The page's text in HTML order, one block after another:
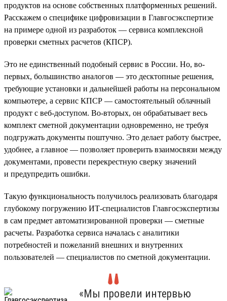
продуктов на основе собственных платформенных решений.
Расскажем о специфике цифровизации в Главгосэкспертизе
на примере одной из разработок — сервиса комплексной
проверки сметных расчетов (КПСР).
Это не единственный подобный сервис в России. Но, во-
первых, большинство аналогов — это десктопные решения,
требующие установки и дальнейшей работы на персональном
компьютере, а сервис КПСР — самостоятельный облачный
продукт с веб-доступом. Во-вторых, он обрабатывает весь
комплект сметной документации одновременно, не требуя
подгружать документы поштучно. Это делает работу быстрее,
удобнее, а главное — позволяет проверить взаимосвязи между
документами, провести перекрестную сверку значений
и предупредить ошибки.
Такую функциональность получилось реализовать благодаря
глубокому погружению ИТ-специалистов Главгосэкспертизы
в сам предмет автоматизированной проверки — сметные
расчеты. Разработка сервиса началась с аналитики
потребностей и пожеланий внешних и внутренних
пользователей — специалистов по сметной документации.
«Мы провели интервью